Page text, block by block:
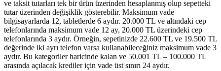
ve taksit tutarları tek bir ürün üzerinden hesaplanmış olup sepetteki
tutar üzerinden değişiklik gösterebilir. Maksimum vade
bilgisayarlarda 12, tabletlerde 6 aydır. 20.000 TL ve altındaki cep
telefonlarında maksimum vade 12 ay, 20.000 TL üzerindeki cep
telefonlarında 3 aydır. Örneğin, sepetinizde 22.600 TL ve 19.500 TL
değerinde iki ayrı telefon varsa kullanabileceğiniz maksimum vade 3
aydır. Bu kategoriler haricinde kalan ve 50.001 TL – 100.000 TL
arasında açılacak krediler için vade üst sınırı 24 aydır.